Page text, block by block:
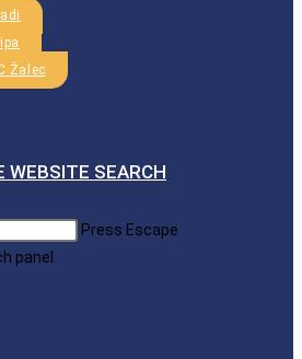
Žalec
WEBSITE SEARCH
Press Escape
panel.